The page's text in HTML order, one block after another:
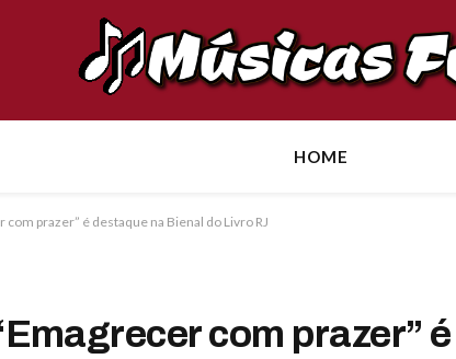
HOME
com prazer” é destaque na Bienal do Livro RJ
com prazer” é